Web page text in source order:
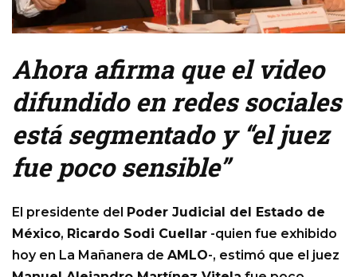
Ahora afirma que el video
difundido en redes sociales
está segmentado y “el juez
fue poco sensible”
El presidente del Poder Judicial del Estado de
México, Ricardo Sodi Cuellar -quien fue exhibido
hoy en La Mañanera de AMLO-, estimó que el juez